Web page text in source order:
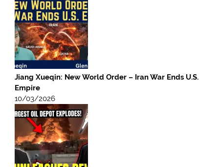
Jiang Xueqin: New World Order – Iran War Ends U.S.
Empire
10/03/2026